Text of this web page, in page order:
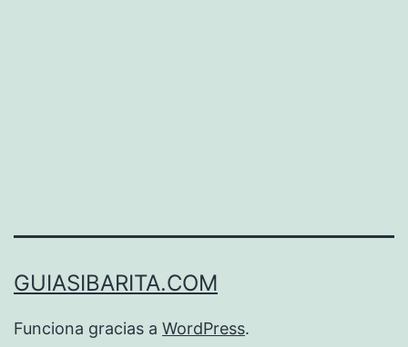
GUIASIBARITA.COM
Funciona gracias a WordPress.